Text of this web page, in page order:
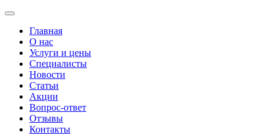
Главная
О нас
Услуги и цены
Специалисты
Новости
Статьи
Акции
Вопрос-ответ
Отзывы
Контакты